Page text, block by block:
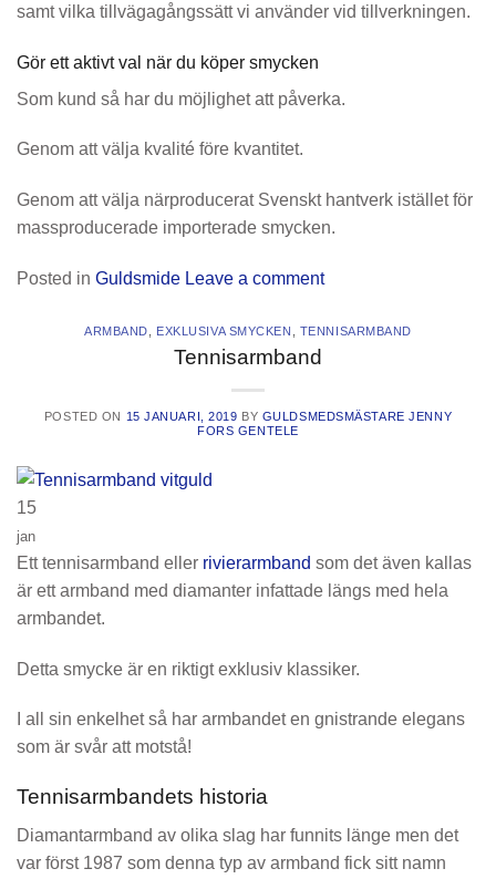
samt vilka tillvägagångssätt vi använder vid tillverkningen.
Gör ett aktivt val när du köper smycken
Som kund så har du möjlighet att påverka.
Genom att välja kvalité före kvantitet.
Genom att välja närproducerat Svenskt hantverk istället för
massproducerade importerade smycken.
Posted in Guldsmide Leave a comment
ARMBAND EXKLUSIVA SMYCKEN TENNISARMBAND
Tennisarmband
POSTED ON 15 JANUARI, 2019 BY GULDSMEDSMÄSTARE JENNY
FORS GENTELE
15
jan
Ett tennisarmband eller rivierarmband som det även kallas
är ett armband med diamanter infattade längs med hela
armbandet.
Detta smycke är en riktigt exklusiv klassiker.
I all sin enkelhet så har armbandet en gnistrande elegans
som är svår att motstå!
Tennisarmbandets historia
Diamantarmband av olika slag har funnits länge men det
var först 1987 som denna typ av armband fick sitt namn